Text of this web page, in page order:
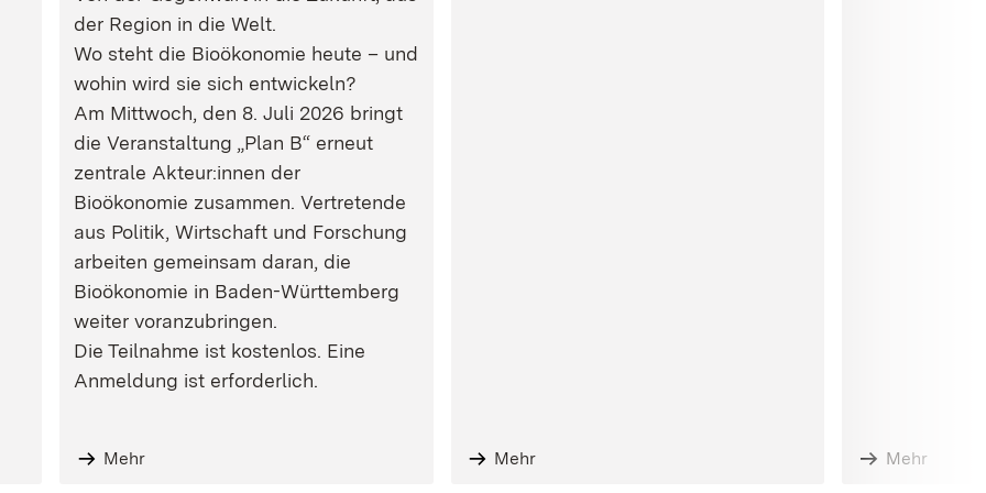
der Region in die Welt.
Wo steht die Bioökonomie heute – und
wohin wird sie sich entwickeln?
Am Mittwoch, den 8. Juli 2026 bringt
die Veranstaltung „Plan B“ erneut
zentrale Akteur:innen der
Bioökonomie zusammen. Vertretende
aus Politik, Wirtschaft und Forschung
arbeiten gemeinsam daran, die
Bioökonomie in Baden-Württemberg
weiter voranzubringen.
Die Teilnahme ist kostenlos. Eine
Anmeldung ist erforderlich.
Mehr Mehr Mehr